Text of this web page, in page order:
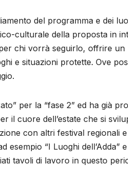
del programma e dei
culturale della proposta in
chi vorrà seguirlo, offrire un
e situazioni protette. Ove
per la “fase 2” ed ha già
il cuore dell’estate che si
con altri festival regionali
“I Luoghi dell’Adda” e
tavoli di lavoro in questo